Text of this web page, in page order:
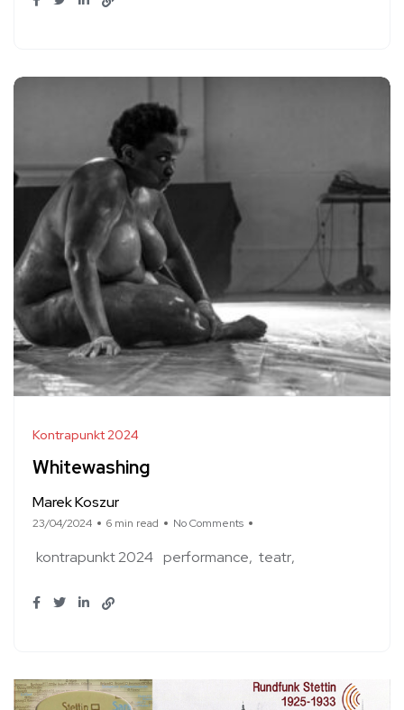
Kontrapunkt 2024
Whitewashing
Marek Koszur
23/04/2024 6 min read No Comments
kontrapunkt 2024 performance teatr